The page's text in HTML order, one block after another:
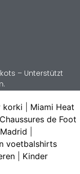
– Unterstützt
korki
Miami Heat
Chaussures de Foot
voetbalshirts
Kinder